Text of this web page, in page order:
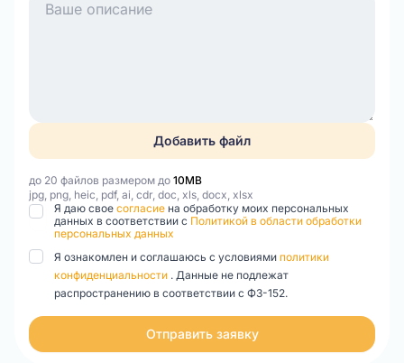
Добавить файл
до 20 файлов размером до 10MB
jpg, png, heic, pdf, ai, cdr, doc, xls, docx, xlsx
Я даю свое согласие на обработку моих персональных
данных в соответствии с Политикой в области обработки
персональных данных
Я ознакомлен и соглашаюсь с условиями политики
конфиденциальности . Данные не подлежат
распространению в соответствии с ФЗ-152.
Отправить заявку